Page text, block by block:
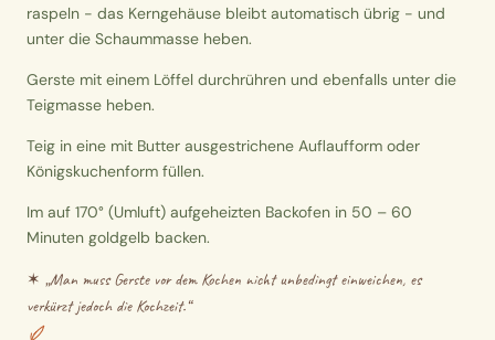
raspeln - das Kerngehäuse bleibt automatisch übrig - und
unter die Schaummasse heben.
Gerste mit einem Löffel durchrühren und ebenfalls unter die
Teigmasse heben.
Teig in eine mit Butter ausgestrichene Auflaufform oder
Königskuchenform füllen.
Im auf 170° (Umluft) aufgeheizten Backofen in 50 – 60
Minuten goldgelb backen.
✶ „Man muss Gerste vor dem Kochen nicht unbedingt einweichen, es
verkürzt jedoch die Kochzeit.“